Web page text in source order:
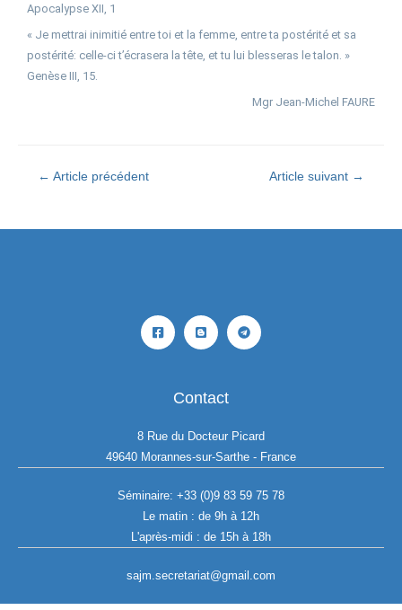
Apocalypse XII, 1
« Je mettrai inimitié entre toi et la femme, entre ta postérité et sa
postérité: celle-ci t’écrasera la tête, et tu lui blesseras le talon. »
Genèse III, 15.
Mgr Jean-Michel FAURE
← Article précédent Article suivant →
Contact
8 Rue du Docteur Picard
49640 Morannes-sur-Sarthe - France
Séminaire: +33 (0)9 83 59 75 78
Le matin : de 9h à 12h
L'après-midi : de 15h à 18h
sajm.secretariat@gmail.com